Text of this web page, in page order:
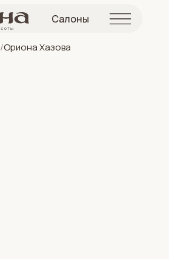
Салоны
/Ориона Хазова